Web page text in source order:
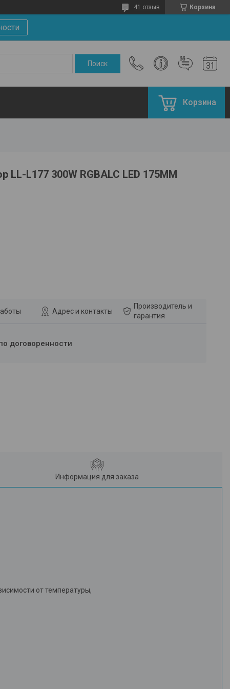
Корзина
41 отзыв
Корзина
L177 300W RGBALC LED 175MM
Адрес и контакты
Производитель и
гарантия
договоренности
Информация для заказа
от температуры,